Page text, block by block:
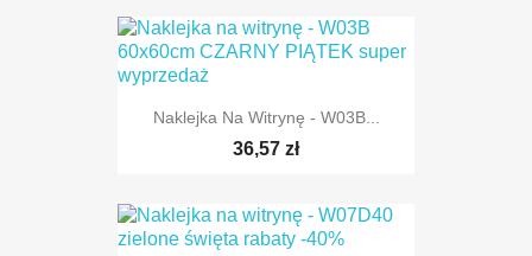
Naklejka Na Witrynę - W03B...
36,57 zł